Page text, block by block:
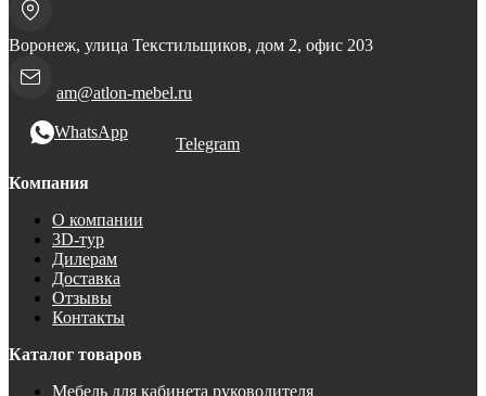
Воронеж, улица Текстильщиков, дом 2, офис 203
am@atlon-mebel.ru
WhatsApp
Telegram
Компания
О компании
3D-тур
Дилерам
Доставка
Отзывы
Контакты
Каталог товаров
Мебель для кабинета руководителя